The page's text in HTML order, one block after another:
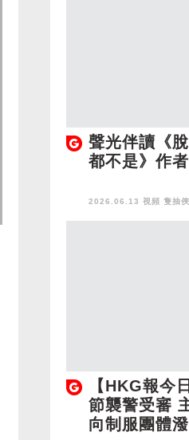
聲光伴讀《
都不是》作
2026.06.13 視頻 隻抽俠
【HKG報今
節襲警受審
向制服團體